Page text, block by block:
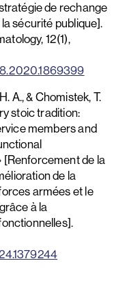
de rechange
sécurité publique].
12(1),
A., & Chomistek, T.
stoic tradition:
members and
[Renforcement de la
de la
armées et le
à la